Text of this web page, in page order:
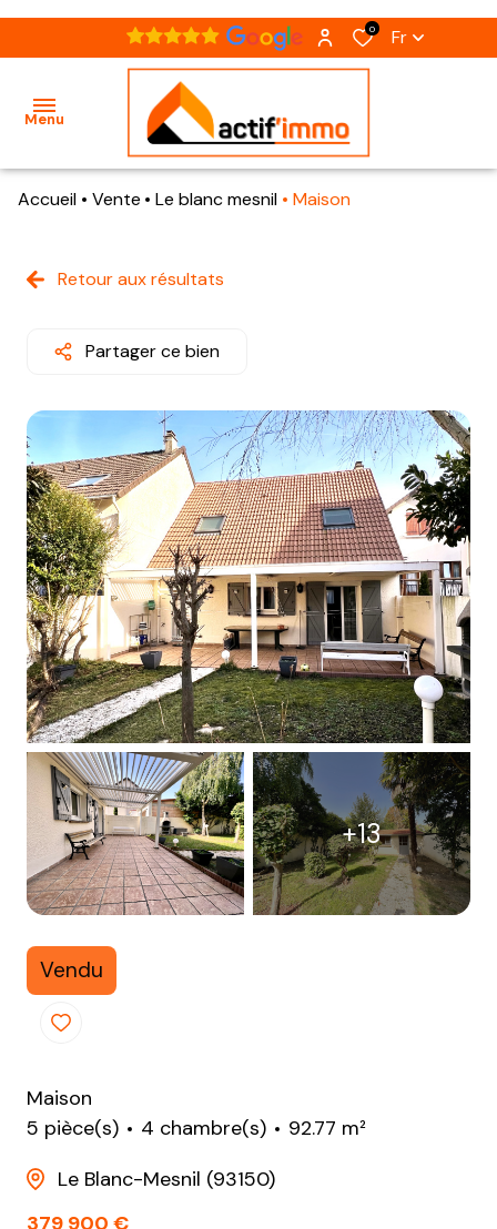
0 Fr
Menu
acheter
nos
biens
vendus
agence
présentation
équipe
recrutement
contact
Accueil Vente Le blanc mesnil Maison
Retour aux résultats
Partager ce bien
+13
Vendu
Maison
5 pièce(s)
4 chambre(s)
92.77 m²
Le Blanc-Mesnil (93150)